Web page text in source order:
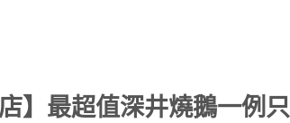
】最超值深井燒鵝一例